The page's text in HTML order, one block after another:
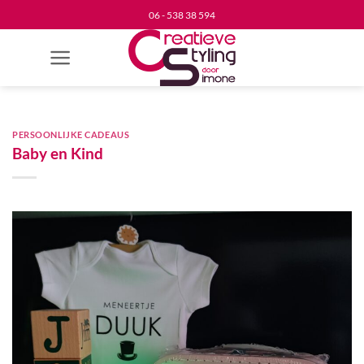
Ga
naar
inhoud
06 - 538 38 594
PERSOONLIJKE CADEAUS
Baby en Kind